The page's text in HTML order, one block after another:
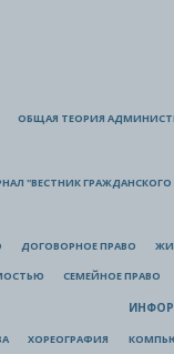
ОБЩАЯ ТЕОРИЯ
"ВЕСТНИК ГРАЖДАНСКОГО
ДОГОВОРНОЕ ПРАВО
СЕМЕЙНОЕ ПРАВО
ХОРЕОГРАФИЯ